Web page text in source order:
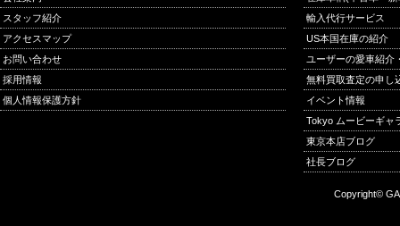
スタッフ紹介
アクセスマップ
お問い合わせ
採用情報
個人情報保護方針
輸入代行サービス
US本国在庫の紹介
ユーザーの愛車紹介
無料買取査定の申し
イベント情報
Tokyo ムービーギャ
東京本店ブログ
社長ブログ
Copyright©